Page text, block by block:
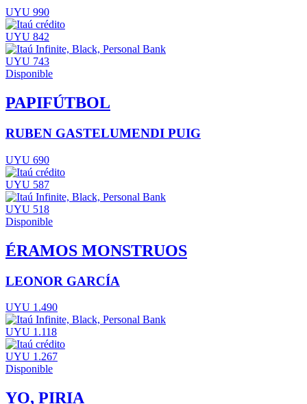
UYU 990
UYU 842
UYU 743
Disponible
PAPIFÚTBOL
RUBEN GASTELUMENDI PUIG
UYU 690
UYU 587
UYU 518
Disponible
ÉRAMOS MONSTRUOS
LEONOR GARCÍA
UYU 1.490
UYU 1.118
UYU 1.267
Disponible
YO, PIRIA